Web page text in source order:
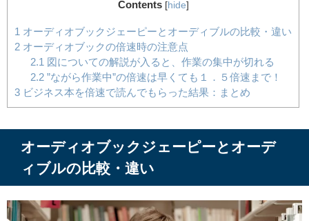
Contents [hide]
1 オーディオブックジェーピーとオーディブルの比較・違い
2 オーディオブックの倍速時の注意点
2.1
図についての解説が入ると、作業の集中が切れる
2.2”ながら作業中”の倍速は早くても１．５倍速まで！
3 ビジネス本を倍速で読んでもらった結果：まとめ
オーディオブックジェーピーとオーデ
ィブルの比較・違い